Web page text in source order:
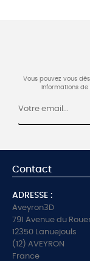
Vous pouvez vous
informations
Contact
ADRESSE :
Aveyron3D
791 Avenue du
12350 Lanuejouls
(12) AVEYRON
France